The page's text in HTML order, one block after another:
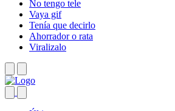
No tengo tele
Vaya gif
Tenía que decirlo
Ahorrador o rata
Viralizalo